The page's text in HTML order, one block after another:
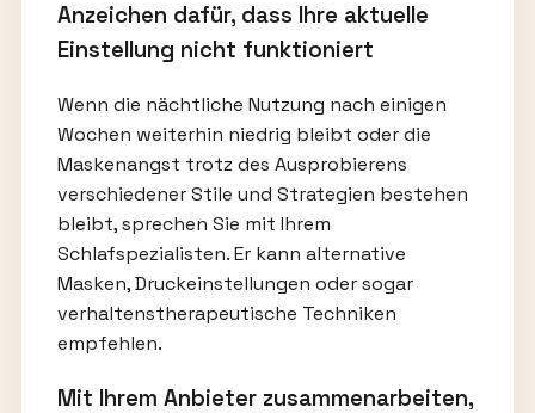
Anzeichen dafür, dass Ihre aktuelle
Einstellung nicht funktioniert
Wenn die nächtliche Nutzung nach einigen
Wochen weiterhin niedrig bleibt oder die
Maskenangst trotz des Ausprobierens
verschiedener Stile und Strategien bestehen
bleibt, sprechen Sie mit Ihrem
Schlafspezialisten. Er kann alternative
Masken, Druckeinstellungen oder sogar
verhaltenstherapeutische Techniken
empfehlen.
Mit Ihrem Anbieter zusammenarbeiten,